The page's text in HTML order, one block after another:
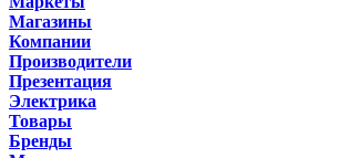
Магазины
Компании
Производители
Презентация
Электрика
Товары
Бренды